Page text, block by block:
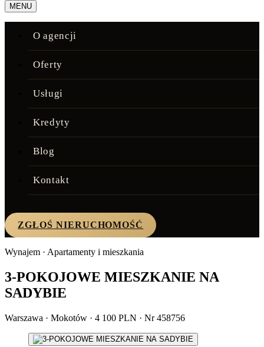
MENU
O agencji
Oferty
Usługi
Kredyty
Blog
Kontakt
ZGŁOŚ NIERUCHOMOŚĆ
Wynajem · Apartamenty i mieszkania
3-POKOJOWE MIESZKANIE NA
SADYBIE
Warszawa · Mokotów · 4 100 PLN · Nr 458756